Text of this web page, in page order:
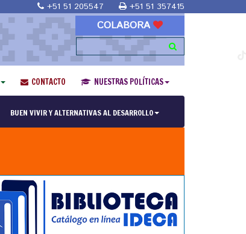
+51 51 205547 +51 51 357415
COLABORA
CONTACTO NUESTRAS POLÍTICAS
BUEN VIVIR Y ALTERNATIVAS AL DESARROLLO